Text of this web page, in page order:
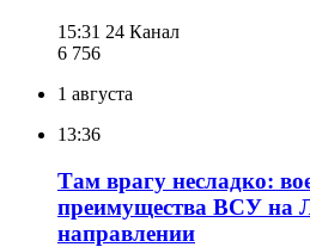
15:31 24 Канал
6 756
1 августа
13:36
Там врагу несладко:
преимущества ВСУ на
направлении